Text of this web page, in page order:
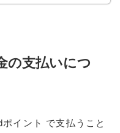
の支払いにつ
イント で支払うこと